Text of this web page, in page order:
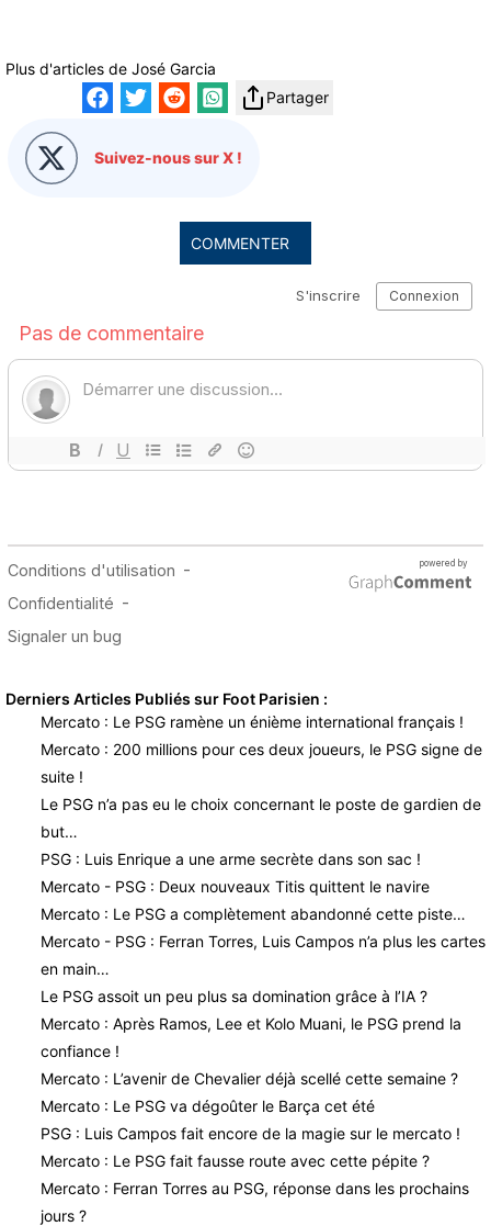
Plus d'articles de José Garcia
Partager
Suivez-nous sur X !
COMMENTER
Derniers Articles Publiés sur Foot Parisien :
Mercato : Le PSG ramène un énième international français !
Mercato : 200 millions pour ces deux joueurs, le PSG signe de
suite !
Le PSG n’a pas eu le choix concernant le poste de gardien de
but…
PSG : Luis Enrique a une arme secrète dans son sac !
Mercato - PSG : Deux nouveaux Titis quittent le navire
Mercato : Le PSG a complètement abandonné cette piste…
Mercato - PSG : Ferran Torres, Luis Campos n’a plus les cartes
en main…
Le PSG assoit un peu plus sa domination grâce à l’IA ?
Mercato : Après Ramos, Lee et Kolo Muani, le PSG prend la
confiance !
Mercato : L’avenir de Chevalier déjà scellé cette semaine ?
Mercato : Le PSG va dégoûter le Barça cet été
PSG : Luis Campos fait encore de la magie sur le mercato !
Mercato : Le PSG fait fausse route avec cette pépite ?
Mercato : Ferran Torres au PSG, réponse dans les prochains
jours ?